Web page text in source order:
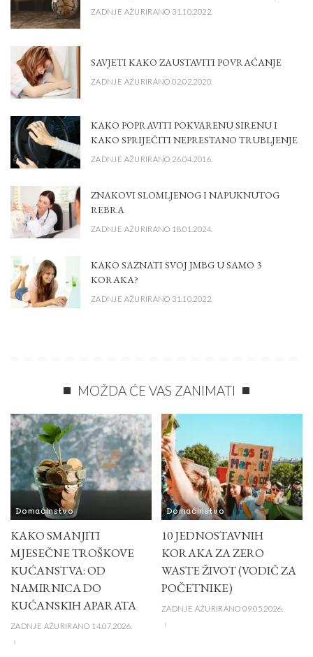
ZADNJE AŽURIRANO 31.10.2022.
SAVJETI KAKO ZAUSTAVITI POVRAĆANJE
ZADNJE AŽURIRANO 02.02.2020.
KAKO POPRAVITI POKVARENU SIRENU I
KAKO SPRIJEČITI NEPRESTANO TRUBLJENJE
ZADNJE AŽURIRANO 26.04.2016.
ZNAKOVI SLOMLJENOG I NAPUKNUTOG
REBRA
ZADNJE AŽURIRANO 18.01.2024.
KAKO SAZNATI SVOJ JMBG U SAMO 3
KORAKA?
ZADNJE AŽURIRANO 31.10.2022.
MOŽDA ĆE VAS ZANIMATI
Domaćinstvo
KAKO SMANJITI
MJESEČNE TROŠKOVE
KUĆANSTVA: OD
NAMIRNICA DO
KUĆANSKIH APARATA
ZADNJE AŽURIRANO 14.07.2026.
Domaćinstvo
10 JEDNOSTAVNIH
KORAKA ZA ZERO
WASTE ŽIVOT (VODIČ ZA
POČETNIKE)
ZADNJE AŽURIRANO 09.05.2026.